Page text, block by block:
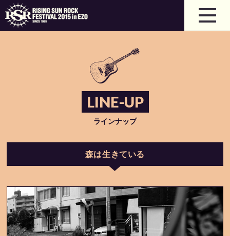
LINE-UP
ラインナップ
森は生きている